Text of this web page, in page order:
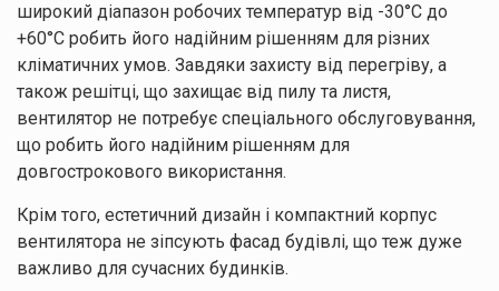
широкий діапазон робочих температур від -30°C до
+60°C робить його надійним рішенням для різних
кліматичних умов. Завдяки захисту від перегріву, а
також решітці, що захищає від пилу та листя,
вентилятор не потребує спеціального обслуговування,
що робить його надійним рішенням для
довгострокового використання.
Крім того, естетичний дизайн і компактний корпус
вентилятора не зіпсують фасад будівлі, що теж дуже
важливо для сучасних будинків.